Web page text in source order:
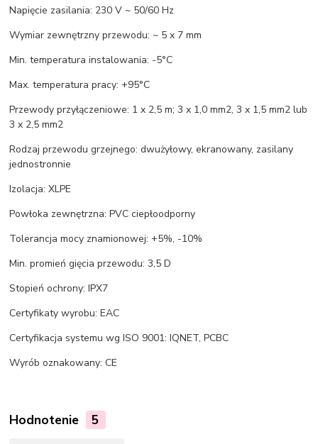
Napięcie zasilania: 230 V ~ 50/60 Hz
Wymiar zewnętrzny przewodu: ~ 5 x 7 mm
Min. temperatura instalowania: -5°C
Max. temperatura pracy: +95°C
Przewody przyłączeniowe: 1 x 2,5 m; 3 x 1,0 mm2, 3 x 1,5 mm2 lub
3 x 2,5 mm2
Rodzaj przewodu grzejnego: dwużyłowy, ekranowany, zasilany
jednostronnie
Izolacja: XLPE
Powłoka zewnętrzna: PVC ciepłoodporny
Tolerancja mocy znamionowej: +5%, -10%
Min. promień gięcia przewodu: 3,5 D
Stopień ochrony: IPX7
Certyfikaty wyrobu: EAC
Certyfikacja systemu wg ISO 9001: IQNET, PCBC
Wyrób oznakowany: CE
Hodnotenie 5